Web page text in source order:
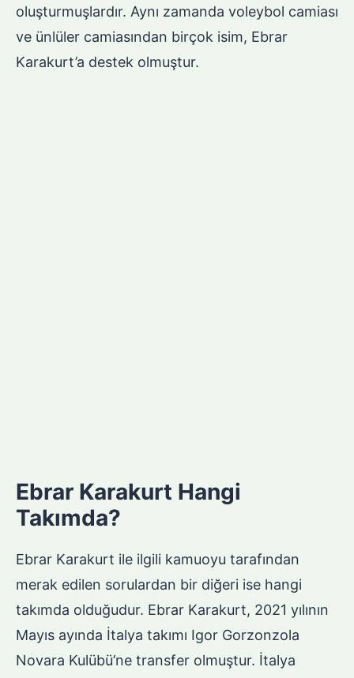
oluşturmuşlardır. Aynı zamanda voleybol camiası
ve ünlüler camiasından birçok isim, Ebrar
Karakurt’a destek olmuştur.
Ebrar Karakurt Hangi
Takımda?
Ebrar Karakurt ile ilgili kamuoyu tarafından
merak edilen sorulardan bir diğeri ise hangi
takımda olduğudur. Ebrar Karakurt, 2021 yılının
Mayıs ayında İtalya takımı Igor Gorzonzola
Novara Kulübü’ne transfer olmuştur. İtalya